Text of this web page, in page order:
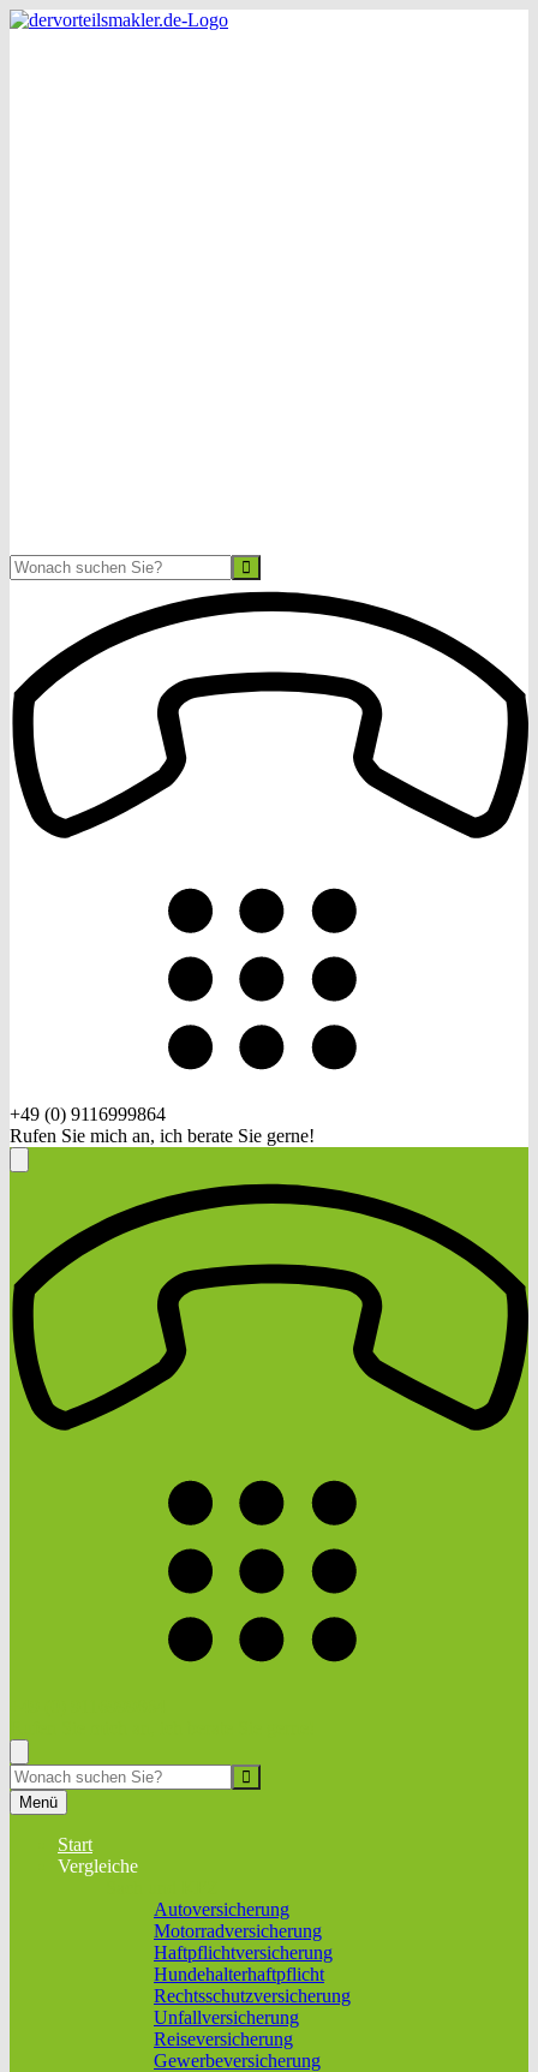
+49 (0) 9116999864
Rufen Sie mich an, ich berate Sie gerne!
Menü
Start
Vergleiche
Autoversicherung
Motorradversicherung
Haftpflichtversicherung
Hundehalterhaftpflicht
Rechtsschutzversicherung
Unfallversicherung
Reiseversicherung
Gewerbeversicherung